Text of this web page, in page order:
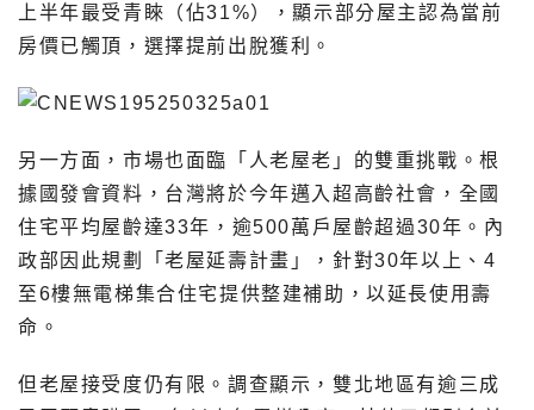
上半年最受青睞（佔31%），顯示部分屋主認為當前
房價已觸頂，選擇提前出脫獲利。
另一方面，市場也面臨「人老屋老」的雙重挑戰。根
據國發會資料，台灣將於今年邁入超高齡社會，全國
住宅平均屋齡達33年，逾500萬戶屋齡超過30年。內
政部因此規劃「老屋延壽計畫」，針對30年以上、4
至6樓無電梯集合住宅提供整建補助，以延長使用壽
命。
但老屋接受度仍有限。調查顯示，雙北地區有逾三成